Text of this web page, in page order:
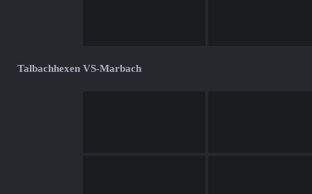
Talbachhexen VS-Marbach